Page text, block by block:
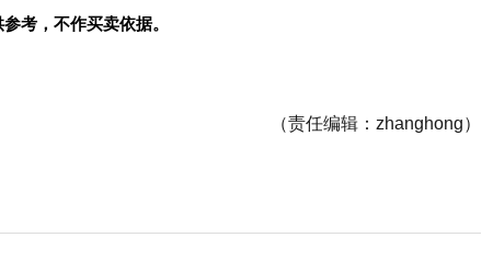
考，不作买卖依据。
（责任编辑：zhanghong）